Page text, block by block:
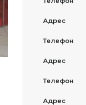
Адрес
Телефон
Адрес
Телефон
Адрес